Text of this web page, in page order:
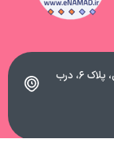
آدرس ما : تهران، خیابان استاد حسن بنا، کوچه طلوعی، پلاک ۶، درب